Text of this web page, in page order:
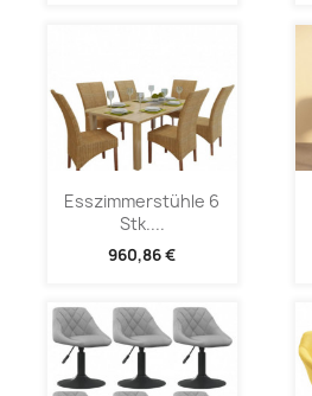
Esszimmerstühle 6
Stk....
960,86 €